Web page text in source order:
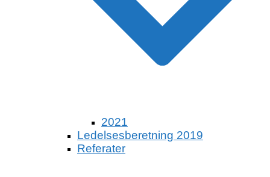
2021
Ledelsesberetning 2019
Referater